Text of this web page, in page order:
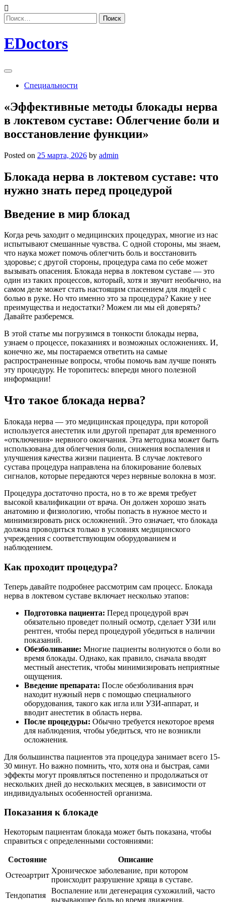
Skip
to
content
Найти:
EDoctors
Специальности
«Эффективные методы блокады нерва
в локтевом суставе: Облегчение боли и
восстановление функции»
Posted on 25 марта, 2026 by admin
Блокада нерва в локтевом суставе: что
нужно знать перед процедурой
Введение в мир блокад
Когда речь заходит о медицинских процедурах, многие из нас
испытывают смешанные чувства. С одной стороны, мы знаем,
что наука может помочь облегчить боль и восстановить
здоровье; с другой стороны, процедура сама по себе может
вызывать опасения. Блокада нерва в локтевом суставе — это
один из таких процессов, который, хотя и звучит необычно, на
самом деле может стать настоящим спасением для людей с
болью в руке. Но что именно это за процедура? Какие у нее
преимущества и недостатки? Можем ли мы ей доверять?
Давайте разберемся.
В этой статье мы погрузимся в тонкости блокады нерва,
узнаем о процессе, показаниях и возможных осложнениях. И,
конечно же, мы постараемся ответить на самые
распространенные вопросы, чтобы помочь вам лучше понять
эту процедуру. Не торопитесь: впереди много полезной
информации!
Что такое блокада нерва?
Блокада нерва — это медицинская процедура, при которой
используется анестетик или другой препарат для временного
«отключения» нервного окончания. Эта методика может быть
использована для облегчения боли, снижения воспаления и
улучшения качества жизни пациента. В случае локтевого
сустава процедура направлена на блокирование болевых
сигналов, которые передаются через нервные волокна в мозг.
Процедура достаточно проста, но в то же время требует
высокой квалификации от врача. Он должен хорошо знать
анатомию и физиологию, чтобы попасть в нужное место и
минимизировать риск осложнений. Это означает, что блокада
должна проводиться только в условиях медицинского
учреждения с соответствующим оборудованием и
наблюдением.
Как проходит процедура?
Теперь давайте подробнее рассмотрим сам процесс. Блокада
нерва в локтевом суставе включает несколько этапов:
Подготовка пациента: Перед процедурой врач
обязательно проведет полный осмотр, сделает УЗИ или
рентген, чтобы перед процедурой убедиться в наличии
показаний.
Обезболивание: Многие пациенты волнуются о боли во
время блокады. Однако, как правило, сначала вводят
местный анестетик, чтобы минимизировать неприятные
ощущения.
Введение препарата: После обезболивания врач
находит нужный нерв с помощью специального
оборудования, такого как игла или УЗИ-аппарат, и
вводит анестетик в область нерва.
После процедуры: Обычно требуется некоторое время
для наблюдения, чтобы убедиться, что не возникли
осложнения.
Для большинства пациентов эта процедура занимает всего 15-
30 минут. Но важно помнить, что, хотя она и быстрая, сами
эффекты могут проявляться постепенно и продолжаться от
нескольких дней до нескольких месяцев, в зависимости от
индивидуальных особенностей организма.
Показания к блокаде
Некоторым пациентам блокада может быть показана, чтобы
справиться с определенными состояниями:
Состояние
Описание
Остеоартрит
Хроническое заболевание, при котором
происходит разрушение хряща в суставе.
Тендопатия
Воспаление или дегенерация сухожилий, часто
вызывающее боль во время движения.